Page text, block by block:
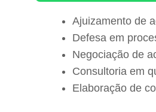
Ajuizamento de
Defesa em
Negociação de
Consultoria em
Elaboração de